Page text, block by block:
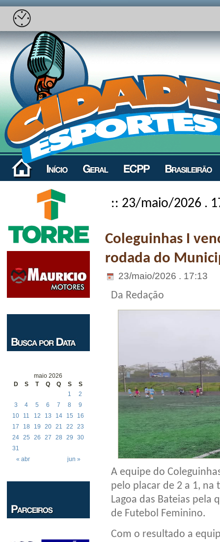
maio 2026
D
S T Q Q S S
« abr jun »
1
2
3
4 5 6 7 8
9
10
11 12 13 14 15
16
17
18 19 20 21 22
23
24 25 26 27 28 29
30
31
:: 23/maio/2026 .
Coleguinhas I
rodada do
23/maio/2026 . 17:13
Da Redação
A equipe do
pelo placar de 2 a 1, na
Lagoa das Bateias
de Futebol Feminino.
Com o resultado a